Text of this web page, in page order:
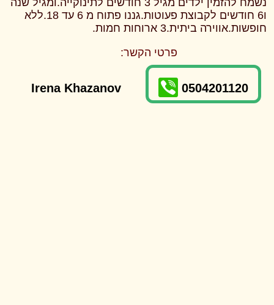
נשמח להזמין ילדים מגיל 3 חודשים לתינוקייה.ומגיל שנה
ו6 חודשים לקבוצת פעוטות.גננו פתוח מ 6 עד 18.ללא
חופשות.אווירה ביתית.3 ארוחות חמות.
פרטי הקשר:
0504201120
Irena Khazanov